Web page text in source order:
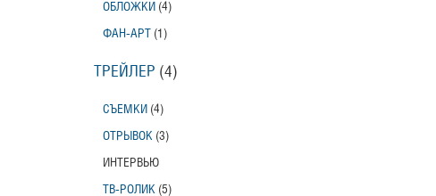
ОБЛОЖКИ (4)
ФАН-АРТ (1)
ТРЕЙЛЕР (4)
СЪЕМКИ (4)
ОТРЫВОК (3)
ИНТЕРВЬЮ
ТВ-РОЛИК (5)